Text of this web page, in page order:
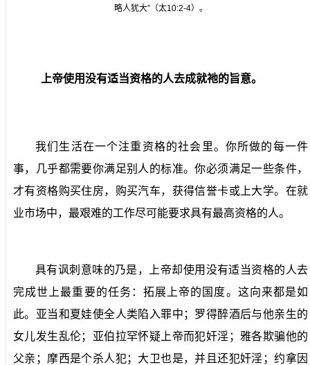
略人犹大”（太10:2-4）。
上帝使用没有适当资格的人去成就祂的旨意。
我们生活在一个注重资格的社会里。你所做的每一件
事，几乎都需要你满足别人的标准。你必须满足一些条件，
才有资格购买住房，购买汽车，获得信誉卡或上大学。在就
业市场中，最艰难的工作尽可能要求具有最高资格的人。
具有讽刺意味的乃是，上帝却使用没有适当资格的人去
完成世上最重要的任务：拓展上帝的国度。这向来都是如
此。亚当和夏娃使全人类陷入罪中；罗得醉酒后与他亲生的
女儿发生乱伦；亚伯拉罕怀疑上帝而犯奸淫；雅各欺骗他的
父亲；摩西是个杀人犯；大卫也是，并且还犯奸淫；约拿因